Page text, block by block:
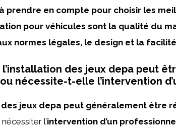
prendre en compte pour choisir les
pour véhicules sont la qualité du
normes légales, le design et la
des jeux depa peut
nécessite-t-elle l’intervention
des jeux depa peut généralement être
l’intervention d’un